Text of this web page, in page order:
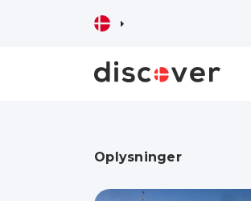
Oplysninger